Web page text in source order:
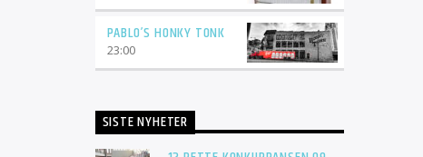
PABLO’S HONKY TONK
23:00
SISTE NYHETER